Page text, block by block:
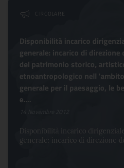
Lista dei comunicati
CIRCOLARE
Disponibilità incarico
generale: incarico di direzione
del patrimonio storico,
etnoantropologico nell
generale per il paesaggio, le
e....
Disponibilità incarico
generale: incarico di direzione